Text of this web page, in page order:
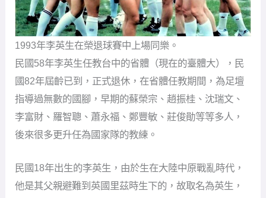
1993年李英生在榮退球賽中上場同樂。
民國58年李英生任教台中的省體（現在的臺體大），民
國82年屆齡已到，正式退休，在省體任教期間，為足壇
指導過無數的國腳，早期的蘇榮宗、趙振桂、沈瑞文、
李富財、羅智聰、蕭永福、鄭豐敏、莊俊勛等等多人，
後來很多更升任為國家隊的教練。
民國18年出生的李英生，由於生在大陸中原戰亂時代，
他是其父親避難到英國里茲時生下的，故取名為英生，